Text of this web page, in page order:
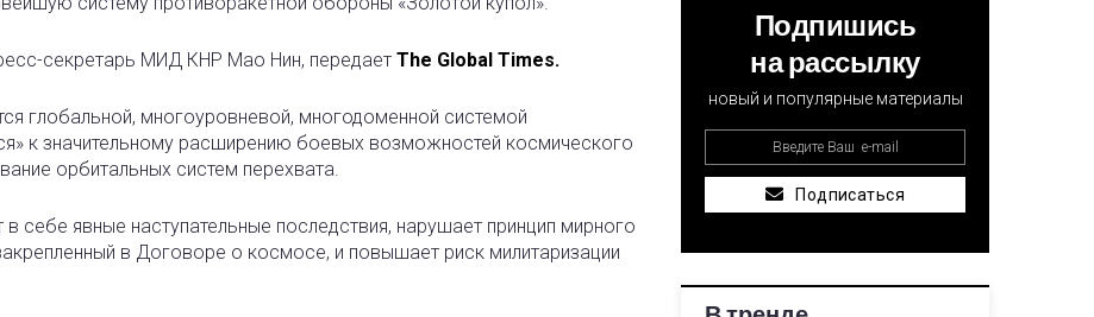
секретарь МИД КНР Мао Нин, передает The Global Times.
глобальной, многоуровневой, многодоменной системой
к значительному расширению боевых возможностей космического
орбитальных систем перехвата.
себе явные наступательные последствия, нарушает принцип мирного
в Договоре о космосе, и повышает риск милитаризации
Подпишись
на рассылку
новый и популярные материалы
Подписаться